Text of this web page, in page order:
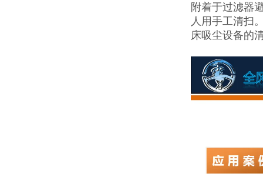
附着于过滤器
人用手工清扫
床吸尘设备的